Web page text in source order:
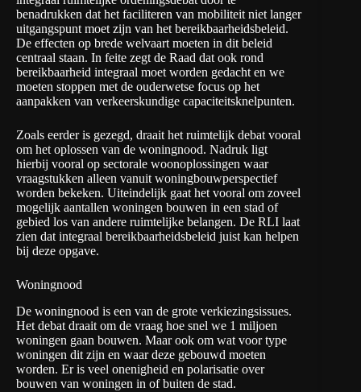
benadrukken dat het faciliteren van mobiliteit niet langer
uitgangspunt moet zijn van het bereikbaarheidsbeleid.
De effecten op brede welvaart moeten in dit beleid
centraal staan. In feite zegt de Raad dat ook rond
bereikbaarheid integraal moet worden gedacht en we
moeten stoppen met de ouderwetse focus op het
aanpakken van verkeerskundige capaciteitsknelpunten.
Zoals eerder is gezegd, draait het ruimtelijk debat vooral
om het oplossen van de woningnood. Nadruk ligt
hierbij vooral op sectorale woonoplossingen waar
vraagstukken alleen vanuit woningbouwperspectief
worden bekeken. Uiteindelijk gaat het vooral om zoveel
mogelijk aantallen woningen bouwen in een stad of
gebied los van andere ruimtelijke belangen. De RLI laat
zien dat integraal bereikbaarheidsbeleid juist kan helpen
bij deze opgave.
Woningnood
De woningnood is een van de grote verkiezingsissues.
Het debat draait om de vraag hoe snel we 1 miljoen
woningen gaan bouwen. Maar ook om wat voor type
woningen dit zijn en waar deze gebouwd moeten
worden. Er is veel onenigheid en polarisatie over
bouwen van woningen in of buiten de stad.